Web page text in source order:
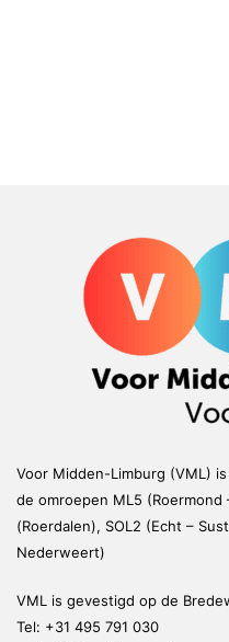
Voor Midden-Limburg (VML)
de omroepen ML5 (Roermond
(Roerdalen), SOL2 (Echt –
Nederweert)
VML is gevestigd op de
Tel: +31 495 791 030